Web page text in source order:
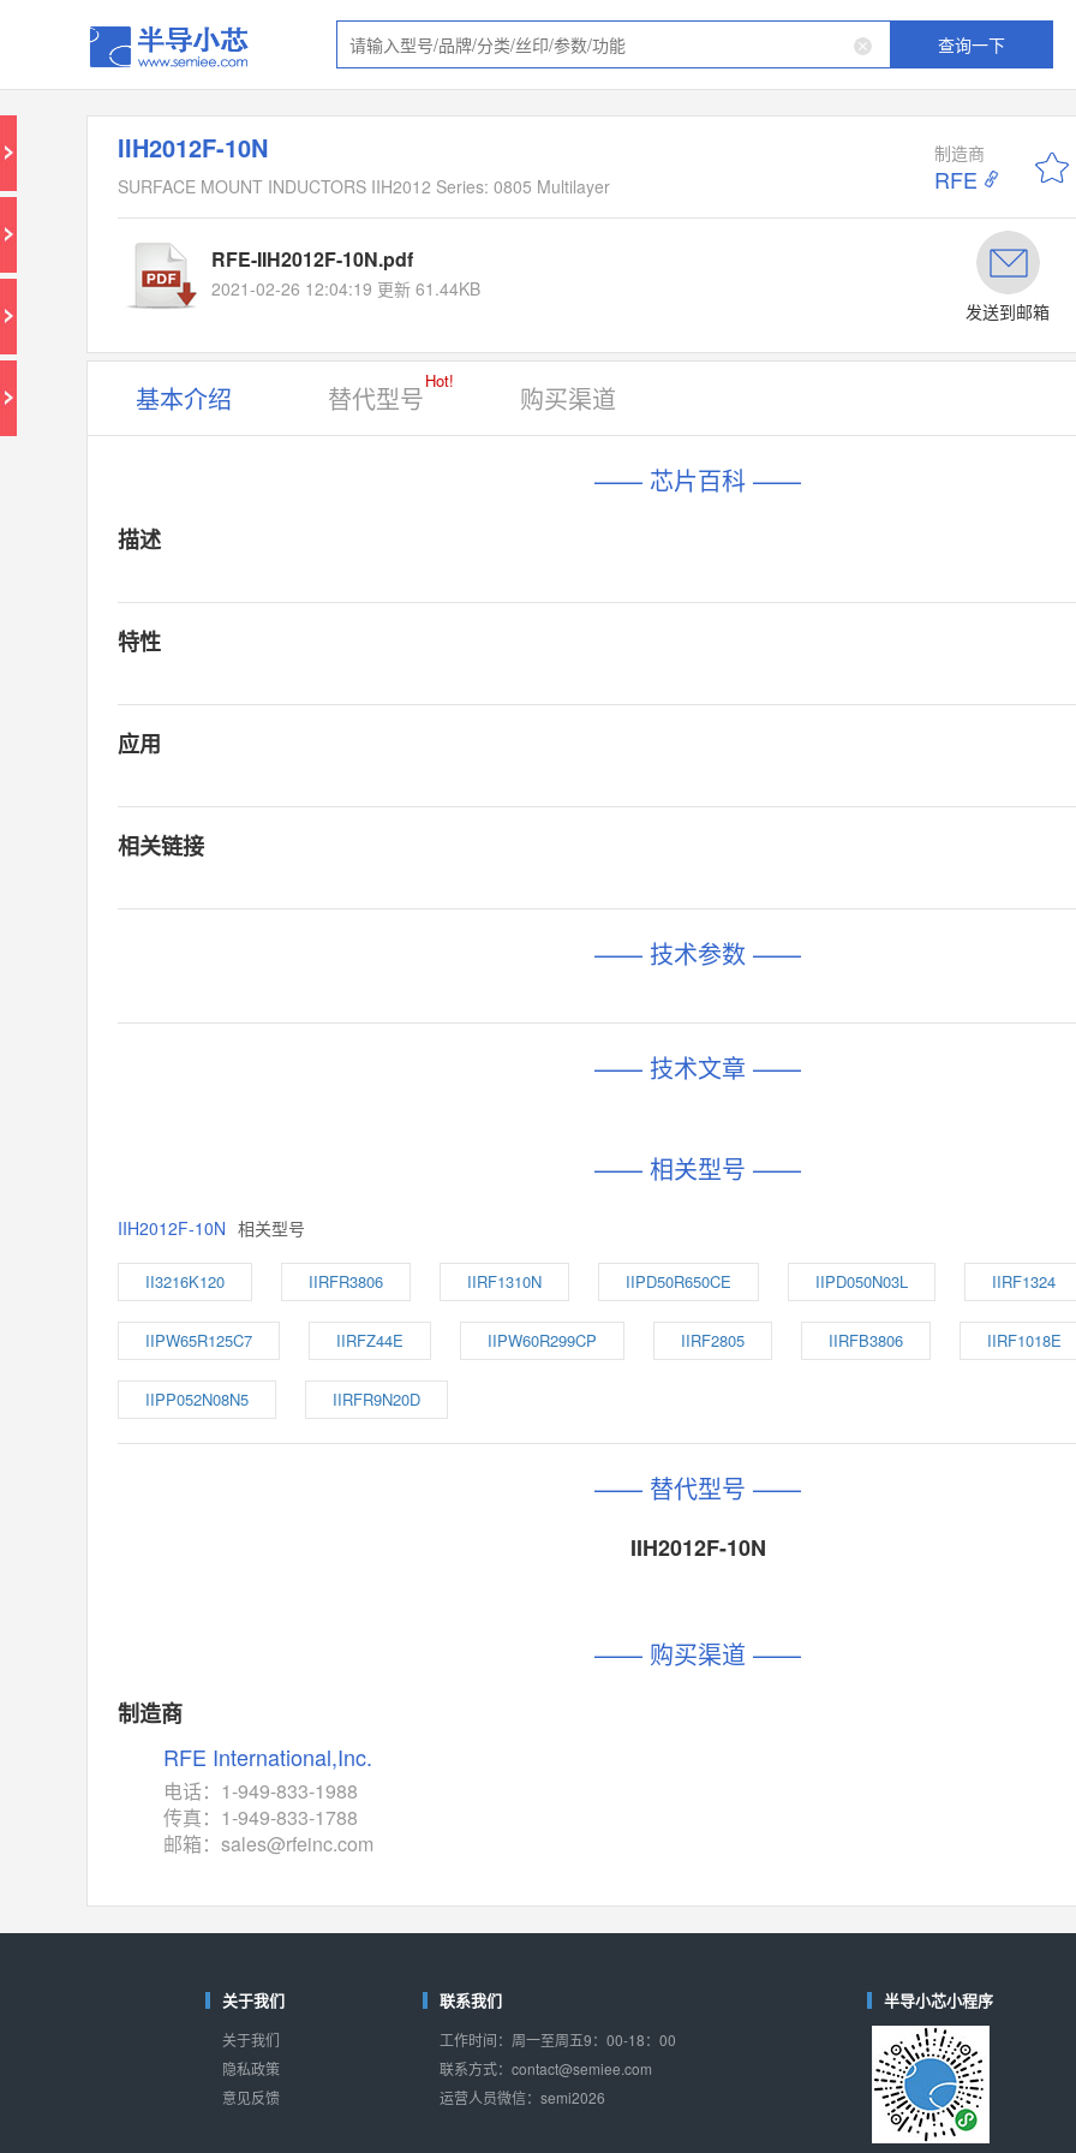
查询一下
IIH2012F-10N
SURFACE MOUNT INDUCTORS IIH2012 Series: 0805 Multilayer
制造商
RFE
RFE-IIH2012F-10N.pdf
2021-02-26 12:04:19 更新 61.44KB
发送到邮箱
基本介绍 替代型号
Hot!
购买渠道
—— 芯片百科 ——
描述
特性
应用
相关链接
—— 技术参数 ——
—— 技术文章 ——
—— 相关型号 ——
IIH2012F-10N 相关型号
II3216K120 IIRFR3806 IIRF1310N IIPD50R650CE IIPD050N03L IIRF1324
IIPW65R125C7 IIRFZ44E IIPW60R299CP IIRF2805 IIRFB3806 IIRF1018E
IIPP052N08N5 IIRFR9N20D
—— 替代型号 ——
IIH2012F-10N
—— 购买渠道 ——
制造商
RFE International,Inc.
电话：1-949-833-1988
传真：1-949-833-1788
邮箱：sales@rfeinc.com
关于我们
关于我们
隐私政策
意见反馈
联系我们
工作时间：周一至周五9：00-18：00
联系方式：contact@semiee.com
运营人员微信：semi2026
半导小芯小程序